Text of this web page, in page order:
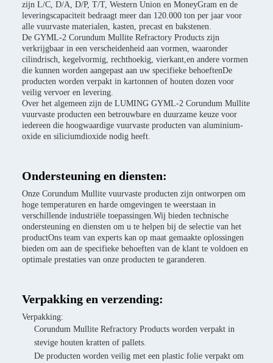
zijn L/C, D/A, D/P, T/T, Western Union en MoneyGram en de
leveringscapaciteit bedraagt meer dan 120.000 ton per jaar voor
alle vuurvaste materialen, kasten, precast en bakstenen.
De GYML-2 Corundum Mullite Refractory Products zijn
verkrijgbaar in een verscheidenheid aan vormen, waaronder
cilindrisch, kegelvormig, rechthoekig, vierkant,en andere vormen
die kunnen worden aangepast aan uw specifieke behoeftenDe
producten worden verpakt in kartonnen of houten dozen voor
veilig vervoer en levering.
Over het algemeen zijn de LUMING GYML-2 Corundum Mullite
vuurvaste producten een betrouwbare en duurzame keuze voor
iedereen die hoogwaardige vuurvaste producten van aluminium-
oxide en siliciumdioxide nodig heeft.
Ondersteuning en diensten:
Onze Corundum Mullite vuurvaste producten zijn ontworpen om
hoge temperaturen en harde omgevingen te weerstaan in
verschillende industriële toepassingen.Wij bieden technische
ondersteuning en diensten om u te helpen bij de selectie van het
productOns team van experts kan op maat gemaakte oplossingen
bieden om aan de specifieke behoeften van de klant te voldoen en
optimale prestaties van onze producten te garanderen.
Verpakking en verzending:
Verpakking:
Corundum Mullite Refractory Products worden verpakt in
stevige houten kratten of pallets.
De producten worden veilig met een plastic folie verpakt om